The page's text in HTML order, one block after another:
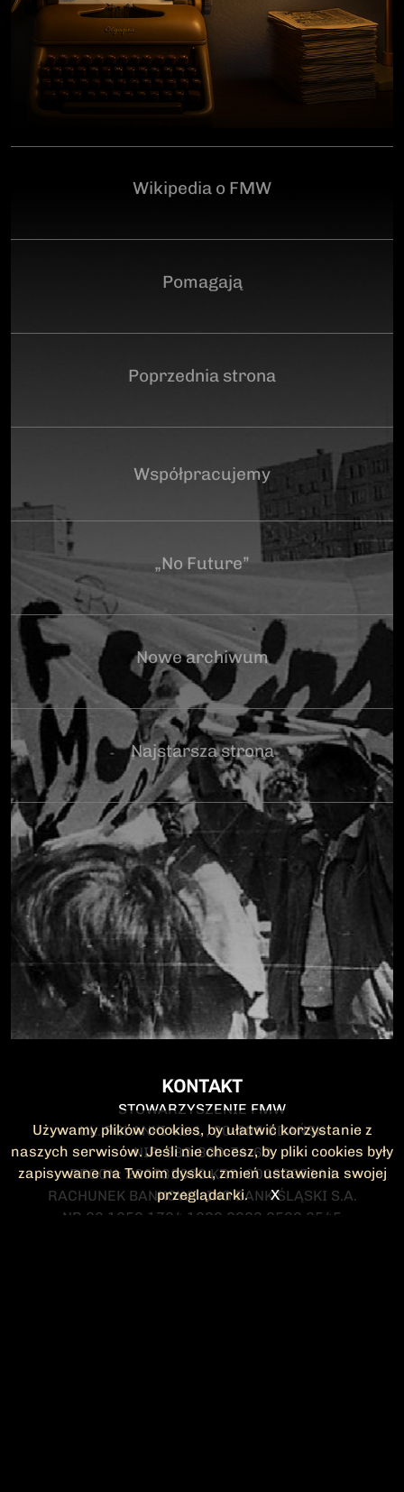
uroczystości:11.00 – Msza Święta w Kościele św.
Brygidy w Gdańsku12.30 – poświęcenie
symbolicznego nagrobka na Cmentarzu
Garnizonowym w GdańskuSerdecznie zapraszamy
Wikipedia o FMW
Pomagają
Poprzednia strona
Współpracujemy
„No Future”
Nowe archiwum
Najstarsza strona
KONTAKT
STOWARZYSZENIE FMW
UL. POLANKI 41-1 , 80-308 GDAŃSK
NIP: 583-300-74-60
REGON: 220532063 KRS: 0000295148
RACHUNEK BANKOWY: ING BANK ŚLĄSKI S.A.
NR 90 1050 1764 1000 0023 2582 8545
Używamy plików cookies, by ułatwić korzystanie z
naszych serwisów. Jeśli nie chcesz, by pliki cookies były
zapisywane na Twoim dysku, zmień ustawienia swojej
przeglądarki.
X